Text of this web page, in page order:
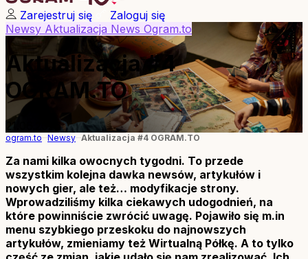
Zarejestruj się
Zaloguj się
Newsy Aktualizacja News Ogram.to
Aktualizacja #4
OGRAM.TO
ogram.to Newsy Aktualizacja #4 OGRAM.TO
Za nami kilka owocnych tygodni. To przede
wszystkim kolejna dawka newsów, artykułów i
nowych gier, ale też… modyfikacje strony.
Wprowadziliśmy kilka ciekawych udogodnień, na
które powinniście zwrócić uwagę. Pojawiło się m.in
menu szybkiego przeskoku do najnowszych
artykułów, zmieniamy też Wirtualną Półkę. A to tylko